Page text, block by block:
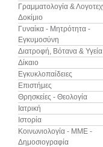
Γραμματολογία &
Δοκίμιο
Γυναίκα - Μητρότητα -
Εγκυμοσύνη
Διατροφή, Βότανα & Υγεία
Δίκαιο
Εγκυκλοπαίδειες
Επιστήμες
Θρησκείες - Θεολογία
Ιατρική
Ιστορία
Κοινωνιολογία - ΜΜΕ -
Δημοσιογραφία